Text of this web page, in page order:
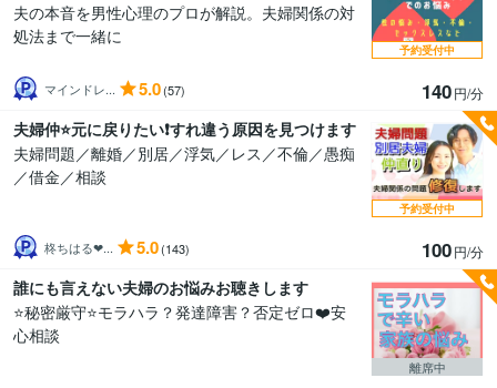
夫の本音を男性心理のプロが解説。夫婦関係の対
処法まで一緒に
マインドレ... 5.0(57) 140円/分
予約受付中
夫婦仲⭐️元に戻りたい❗️すれ違う原因を見つけます
夫婦問題／離婚／別居／浮気／レス／不倫／愚痴
／借金／相談
柊ちはる❤... 5.0(143) 100円/分
予約受付中
誰にも言えない夫婦のお悩みお聴きします
⭐️秘密厳守⭐️モラハラ？発達障害？否定ゼロ❤️安
心相談
離席中